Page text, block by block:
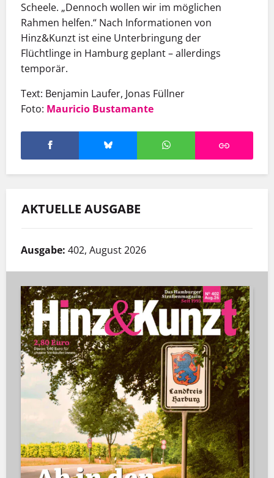
Scheele. „Dennoch wollen wir im möglichen
Rahmen helfen.“ Nach Informationen von
Hinz&Kunzt ist eine Unterbringung der
Flüchtlinge in Hamburg geplant – allerdings
temporär.
Text: Benjamin Laufer, Jonas Füllner
Foto: Mauricio Bustamante
AKTUELLE AUSGABE
Ausgabe: 402, August 2026